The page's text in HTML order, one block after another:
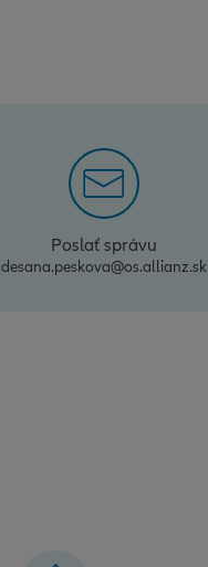
Poslať správu
desana.peskova@os.allianz.sk